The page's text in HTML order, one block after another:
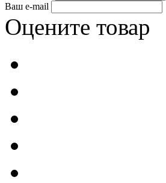
Ваш e-mail
Оцените товар